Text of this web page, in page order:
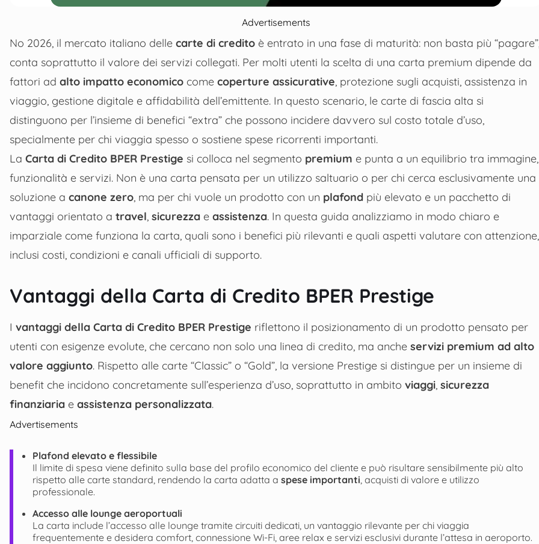
Advertisements
No 2026, il mercato italiano delle carte di credito è entrato in una fase di maturità: non basta più “pagare”,
conta soprattutto il valore dei servizi collegati. Per molti utenti la scelta di una carta premium dipende da
fattori ad alto impatto economico come coperture assicurative , protezione sugli acquisti, assistenza in
viaggio, gestione digitale e affidabilità dell’emittente. In questo scenario, le carte di fascia alta si
distinguono per l’insieme di benefici “extra” che possono incidere davvero sul costo totale d’uso,
specialmente per chi viaggia spesso o sostiene spese ricorrenti importanti.
La Carta di Credito BPER Prestige si colloca nel segmento premium e punta a un equilibrio tra immagine,
funzionalità e servizi. Non è una carta pensata per un utilizzo saltuario o per chi cerca esclusivamente una
soluzione a canone zero , ma per chi vuole un prodotto con un plafond più elevato e un pacchetto di
vantaggi orientato a travel sicurezza e assistenza. In questa guida analizziamo in modo chiaro e
imparziale come funziona la carta, quali sono i benefici più rilevanti e quali aspetti valutare con attenzione,
inclusi costi, condizioni e canali ufficiali di supporto.
Vantaggi della Carta di Credito BPER Prestige
I vantaggi della Carta di Credito BPER Prestige riflettono il posizionamento di un prodotto pensato per
utenti con esigenze evolute, che cercano non solo una linea di credito, ma anche servizi premium ad alto
valore aggiunto. Rispetto alle carte “Classic” o “Gold”, la versione Prestige si distingue per un insieme di
benefit che incidono concretamente sull’esperienza d’uso, soprattutto in ambito viaggi sicurezza
finanziaria e assistenza personalizzata.
Advertisements
Plafond elevato e flessibile
Il limite di spesa viene definito sulla base del profilo economico del cliente e può risultare sensibilmente più alto
rispetto alle carte standard, rendendo la carta adatta a spese importanti , acquisti di valore e utilizzo
professionale.
Accesso alle lounge aeroportuali
La carta include l’accesso alle lounge tramite circuiti dedicati, un vantaggio rilevante per chi viaggia
frequentemente e desidera comfort, connessione Wi-Fi, aree relax e servizi esclusivi durante l’attesa in aeroporto.